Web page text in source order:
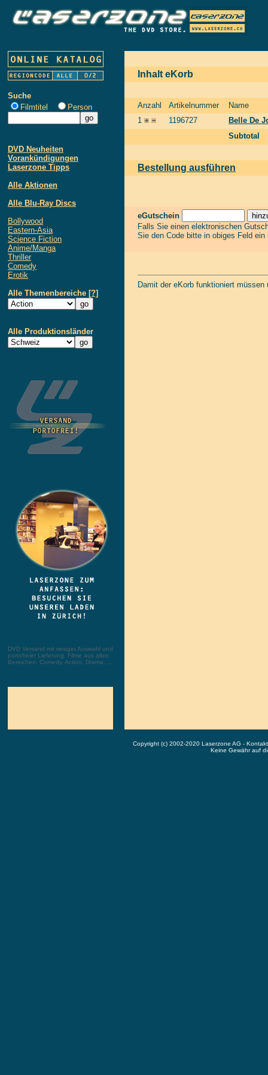
Suche
Filmtitel
Person
DVD Neuheiten
Vorankündigungen
Laserzone Tipps
Alle Aktionen
Alle Blu-Ray Discs
Bollywood
Eastern-Asia
Science Fiction
Anime/Manga
Thriller
Comedy
Erotik
Alle Themenbereiche [?]
Alle Produktionsländer
DVD Versand mit riesiger Auswahl und
portofreier Lieferung. Filme aus allen
Bereichen: Comedy, Action, Drama, ...
Inhalt eKorb
Anzahl Artikelnummer
Name
1
1196727
Belle De
Subtotal
Bestellung ausführen
eGutschein
Falls Sie einen elektronischen
Sie den Code bitte in obiges Feld
Damit der eKorb funktioniert
Copyright (c) 2002-2020 Laserzone AG -
Keine Gewähr auf